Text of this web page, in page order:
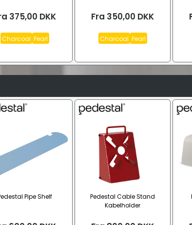
375,00 DKK
Charcoal Pearl
Fra 350,00 DKK
Charcoal Pearl
Pipe Shelf
Pedestal Cable Stand
Kabelholder